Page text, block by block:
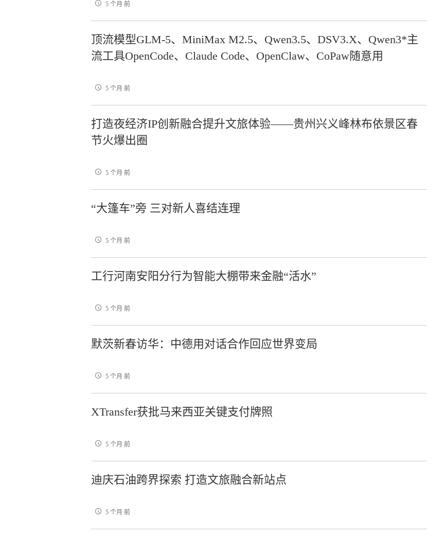
5 个月 前
顶流模型GLM-5、MiniMax M2.5、Qwen3.5、DSV3.X、Qwen3*主
流工具OpenCode、Claude Code、OpenClaw、CoPaw随意用
5 个月 前
打造夜经济IP创新融合提升文旅体验——贵州兴义峰林布依景区春
节火爆出圈
5 个月 前
“大篷车”旁 三对新人喜结连理
5 个月 前
工行河南安阳分行为智能大棚带来金融“活水”
5 个月 前
默茨新春访华：中德用对话合作回应世界变局
5 个月 前
XTransfer获批马来西亚关键支付牌照
5 个月 前
迪庆石油跨界探索 打造文旅融合新站点
5 个月 前